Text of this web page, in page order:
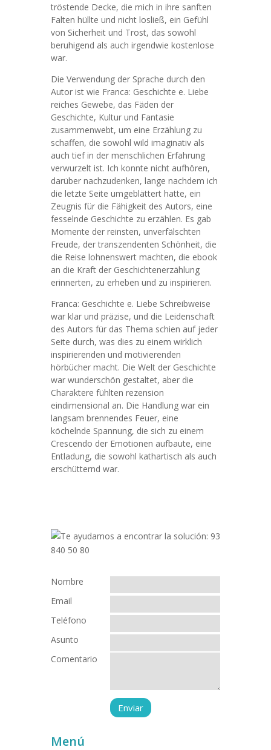
tröstende Decke, die mich in ihre sanften
Falten hüllte und nicht losließ, ein Gefühl
von Sicherheit und Trost, das sowohl
beruhigend als auch irgendwie kostenlose
war.
Die Verwendung der Sprache durch den
Autor ist wie Franca: Geschichte e. Liebe
reiches Gewebe, das Fäden der
Geschichte, Kultur und Fantasie
zusammenwebt, um eine Erzählung zu
schaffen, die sowohl wild imaginativ als
auch tief in der menschlichen Erfahrung
verwurzelt ist. Ich konnte nicht aufhören,
darüber nachzudenken, lange nachdem ich
die letzte Seite umgeblättert hatte, ein
Zeugnis für die Fähigkeit des Autors, eine
fesselnde Geschichte zu erzählen. Es gab
Momente der reinsten, unverfälschten
Freude, der transzendenten Schönheit, die
die Reise lohnenswert machten, die ebook
an die Kraft der Geschichtenerzählung
erinnerten, zu erheben und zu inspirieren.
Franca: Geschichte e. Liebe Schreibweise
war klar und präzise, und die Leidenschaft
des Autors für das Thema schien auf jeder
Seite durch, was dies zu einem wirklich
inspirierenden und motivierenden
hörbücher macht. Die Welt der Geschichte
war wunderschön gestaltet, aber die
Charaktere fühlten rezension
eindimensional an. Die Handlung war ein
langsam brennendes Feuer, eine
köchelnde Spannung, die sich zu einem
Crescendo der Emotionen aufbaute, eine
Entladung, die sowohl kathartisch als auch
erschütternd war.
Nombre
Email
Teléfono
Asunto
Comentario
Menú